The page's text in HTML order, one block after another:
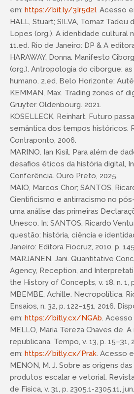
em: https://bit.ly/3Ir5d2I. Acesso
HALL, Stuart; SILVA, Tomaz Tadeu
Lopes (org.). A identidade cultural
11.ed. Rio de Janeiro: DP & A
HARAWAY, Donna. Manifesto
(org.). Antropologia do ciborgue:
humano. 2.ed. Belo Horizonte:
KEMMAN, Max. Trading zones of
Gruyter. Oldenbourg. 2021.
KOSELLECK, Reinhart. Futuro
semântica dos tempos históricos.
Contraponto, 2006.
MARINO. Ian Kisil. Para além de
desafios éticos da história digital,
Conferência. Ouro Preto, 2025.
MAIO, Marcos Chor; SANTOS,
Cientificismo e antirracismo no
uma análise das primeiras
Unesco. In: SANTOS, Ricardo
questão: história, ciência e
Janeiro: Editora Fiocruz, 2010. p.
MARJANEN, Jani. Quantitative
Agency, Reception, and
the History of Concepts, v. 18, n. 1,
MBEMBE, Achille. Necropolítica.
Ensaios, n. 32, p. 122–151, 2016.
em: https://bitly.cx/NGAb. Acesso
MELLO, Maria Tereza Chaves de.
republicana. Tempo, v. 13, p. 15–31,
em: https://bitly.cx/Prak. Acesso
MENON, M. J. Sobre as origens
produtos escalar e vetorial.
de Física, v. 31, p. 2305.1-2305.11,